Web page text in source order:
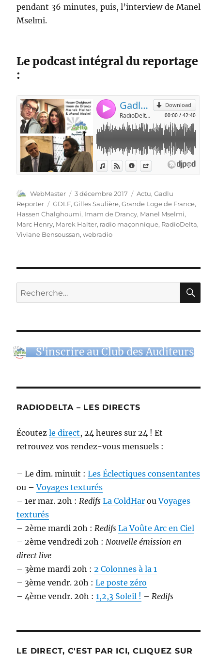
pendant 36 minutes, puis, l’interview de Manel
Mselmi.
Le podcast intégral du reportage
:
Auteur
WebMaster
Publié
le
3 décembre 2017 Catégories
Actu,Gadlu
Reporter
Étiquettes
GDLF,Gilles Saulière,Grande Loge de France,
Hassen Chalghoumi, Imam de Drancy, Manel Mselmi,
Marc Henry, Marek Halter, radio maçonnique, RadioDelta,
Viviane Bensoussan,webradio
Recherche
pour :
S'inscrire au Club des Auditeurs
RADIODELTA – LES DIRECTS
Écoutezle direct, 24 heures sur 24 ! Et
retrouvez vos rendez-vous mensuels :
– Le dim. minuit :Les Éclectiques consentantes
ou –Voyages texturés
– 1er mar. 20h :Redifs La ColdHar ouVoyages
texturés
– 2ème mardi 20h :Redifs La Voûte Arc en Ciel
– 2ème vendredi 20h :Nouvelle émission en
direct live
– 3ème mardi 20h :2 Colonnes à la 1
– 3ème vendr. 20h :Le poste zéro
– 4ème vendr. 20h :1,2,3 Soleil ! –Redifs
LE DIRECT, C'EST PAR ICI, CLIQUEZ SUR